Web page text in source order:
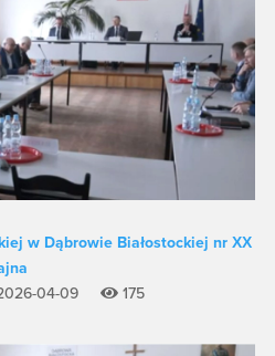
w Dąbrowie Białostockiej nr XX
04-09
175